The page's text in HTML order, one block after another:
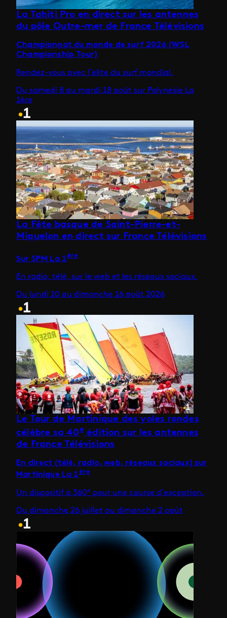
La Tahiti Pro en direct sur les antennes
du pôle Outre-mer de France Télévisions
Championnat du monde de surf 2026 (WSL
Championship Tour)
Rendez-vous avec l’élite du surf mondial.
Du samedi 8 au mardi 18 août sur Polynésie La
1ère
La Fête basque de Saint-Pierre-et-
Miquelon en direct sur France Télévisions
Sur SPM La 1ère
En radio, télé, sur le web et les réseaux sociaux.
Du lundi 10 au dimanche 16 août 2026
Le Tour de Martinique des yoles rondes
célèbre sa 40eédition sur les antennes
de France Télévisions
En direct (télé, radio, web, réseaux sociaux) sur
Martinique La 1ère
Un dispositif à 360° pour une course d’exception.
Du dimanche 26 juillet au dimanche 2 août